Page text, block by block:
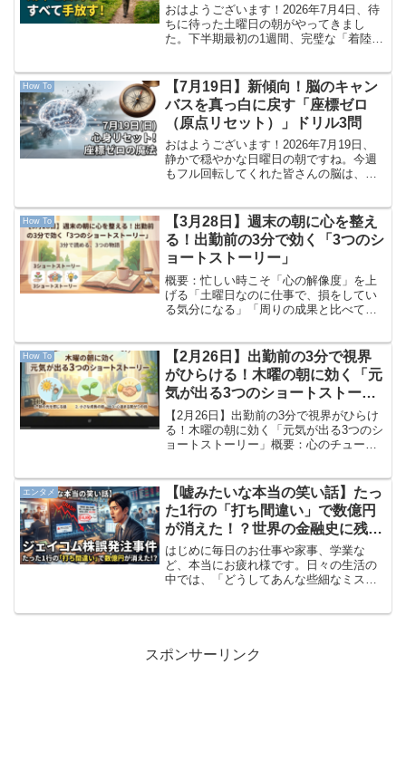
おはようございます！2026年7月4日、待
ちに待った土曜日の朝がやってきまし
た。下半期最初の1週間、完璧な「着陸
た。今朝はアラームをかけずに、いつも
より少しゆったりとし...
How To
【7月19日】新傾向！脳のキャン
バスを真っ白に戻す「座標ゼロ
（原点リセット）」ドリル3問
おはようございます！2026年7月19日、
静かで穏やかな日曜日の朝ですね。今週
もフル回転してくれた皆さんの脳は、た
また新しい軌道を描くために、今日は頭
の中のキャンバスを...
How To
【3月28日】週末の朝に心を整え
る！出勤前の3分で効く「3つのシ
ョートストーリー」
概要：忙しい時こそ「心の解像度」を上
げる「土曜日なのに仕事で、損をしてい
る気分になる」「周りの成果と比べて、
れ立ってしまう」。周囲が休息モードに
入る週末の出勤は、いつもよ...
How To
【2月26日】出勤前の3分で視界
がひらける！木曜の朝に効く「元
気が出る3つのショートストーリ
ー」
【2月26日】出勤前の3分で視界がひらけ
る！木曜の朝に効く「元気が出る3つのシ
ョートストーリー」概要：心のチューニ
っているのに結果が出なくて焦る」「タ
スクが多すぎて、何...
エンタメ
【嘘みたいな本当の笑い話】たっ
た1行の「打ち間違い」で数億円
が消えた！？世界の金融史に残る
大爆笑の「ジェイコム株誤発注事
件」
はじめに毎日のお仕事や家事、学業な
ど、本当にお疲れ様です。日々の生活の
中では、「どうしてあんな些細なミスを
スポンサーリンク